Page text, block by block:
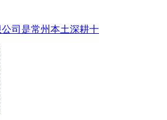
司是常州本土深耕十